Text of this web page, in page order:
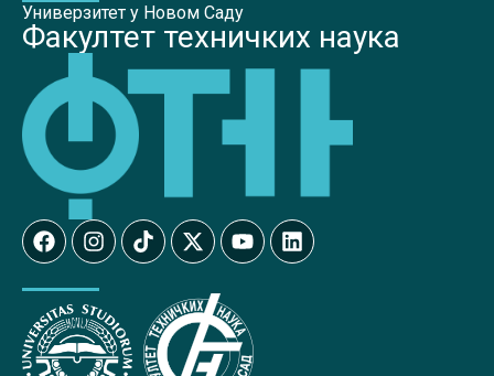
Универзитет у Новом Саду
Факултет техничких наука